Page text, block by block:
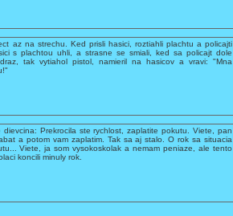
az na strechu. Ked prisli hasici, roztiahli plachtu a policajti
s plachtou uhli, a strasne se smiali, ked sa policajt dole
tak vytiahol pistol, namieril na hasicov a vravi: "Mna
Prekrocila ste rychlost, zaplatite pokutu. Viete, pan
a potom vam zaplatim. Tak sa aj stalo. O rok sa situacia
Viete, ja som vysokoskolak a nemam peniaze, ale tento
koncili minuly rok.